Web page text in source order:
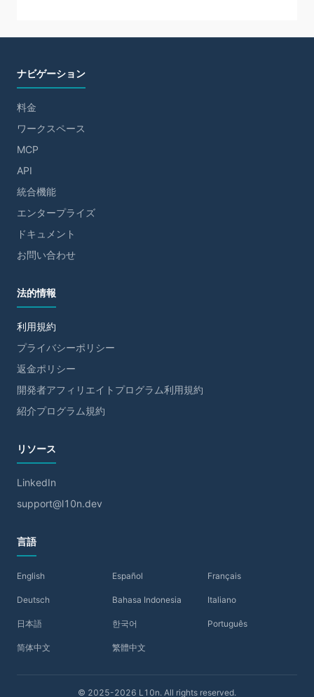
ナビゲーション
料金
ワークスペース
MCP
API
統合機能
エンタープライズ
ドキュメント
お問い合わせ
法的情報
利用規約
プライバシーポリシー
返金ポリシー
開発者アフィリエイトプログラム利用規約
紹介プログラム規約
リソース
LinkedIn
support@l10n.dev
言語
English Español Français
Deutsch Bahasa Indonesia Italiano
日本語 한국어 Português
简体中文 繁體中文
© 2025-2026 L10n. All rights reserved.